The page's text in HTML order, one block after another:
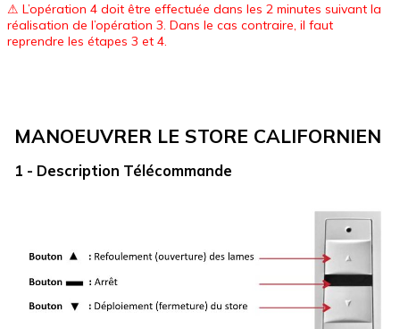
⚠ L’opération 4 doit être effectuée dans les 2 minutes suivant la
réalisation de l’opération 3. Dans le cas contraire, il faut
reprendre les étapes 3 et 4.
MANOEUVRER LE STORE CALIFORNIEN
1 - Description Télécommande